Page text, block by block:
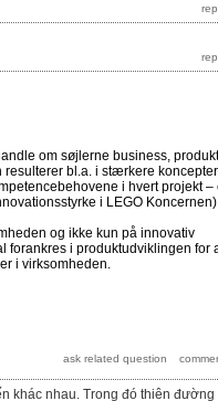
om søjlerne business,
bl.a. i stærkere koncepter
i hvert projekt –
i LEGO Koncernen)
og ikke kun på innovativ
forankres i produktudviklingen for
i virksomheden.
khác nhau. Trong đó thiên đường